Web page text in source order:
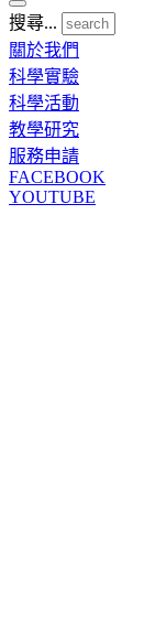
搜尋...
關於我們
科學實驗
科學活動
教學研究
服務申請
FACEBOOK
YOUTUBE